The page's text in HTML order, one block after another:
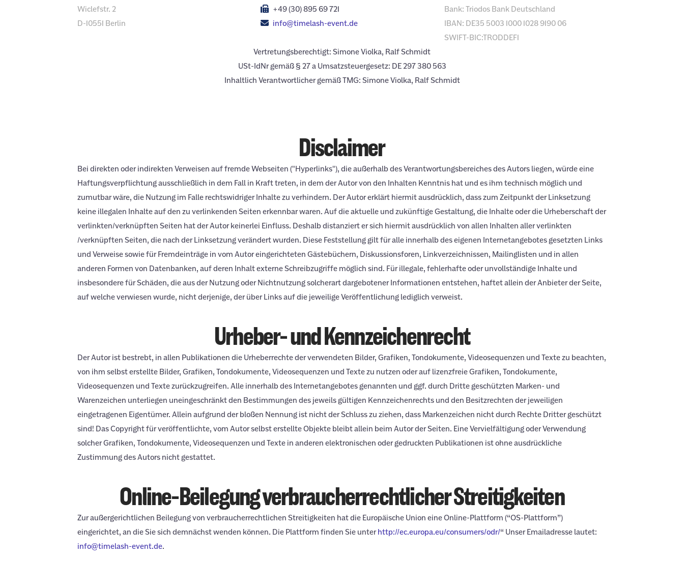
Wiclefstr. 2
D-10551 Berlin
+49 (30) 895 69 721
info@timelash-event.de
Bank: Triodos Bank Deutschland
IBAN: DE35 5003 1000 1028 9190 06
SWIFT-BIC:TRODDEF1
Vertretungsberechtigt: Simone Violka, Ralf Schmidt
USt-IdNr gemäß § 27 a Umsatzsteuergesetz: DE 297 380 563
Inhaltlich Verantwortlicher gemäß TMG: Simone Violka, Ralf Schmidt
Disclaimer
Bei direkten oder indirekten Verweisen auf fremde Webseiten ("Hyperlinks"), die außerhalb des Verantwortungsbereiches des Autors liegen, würde eine
Haftungsverpflichtung ausschließlich in dem Fall in Kraft treten, in dem der Autor von den Inhalten Kenntnis hat und es ihm technisch möglich und
zumutbar wäre, die Nutzung im Falle rechtswidriger Inhalte zu verhindern. Der Autor erklärt hiermit ausdrücklich, dass zum Zeitpunkt der Linksetzung
keine illegalen Inhalte auf den zu verlinkenden Seiten erkennbar waren. Auf die aktuelle und zukünftige Gestaltung, die Inhalte oder die Urheberschaft der
verlinkten/verknüpften Seiten hat der Autor keinerlei Einfluss. Deshalb distanziert er sich hiermit ausdrücklich von allen Inhalten aller verlinkten
/verknüpften Seiten, die nach der Linksetzung verändert wurden. Diese Feststellung gilt für alle innerhalb des eigenen Internetangebotes gesetzten Links
und Verweise sowie für Fremdeinträge in vom Autor eingerichteten Gästebüchern, Diskussionsforen, Linkverzeichnissen, Mailinglisten und in allen
anderen Formen von Datenbanken, auf deren Inhalt externe Schreibzugriffe möglich sind. Für illegale, fehlerhafte oder unvollständige Inhalte und
insbesondere für Schäden, die aus der Nutzung oder Nichtnutzung solcherart dargebotener Informationen entstehen, haftet allein der Anbieter der Seite,
auf welche verwiesen wurde, nicht derjenige, der über Links auf die jeweilige Veröffentlichung lediglich verweist.
Urheber- und Kennzeichenrecht
Der Autor ist bestrebt, in allen Publikationen die Urheberrechte der verwendeten Bilder, Grafiken, Tondokumente, Videosequenzen und Texte zu beachten,
von ihm selbst erstellte Bilder, Grafiken, Tondokumente, Videosequenzen und Texte zu nutzen oder auf lizenzfreie Grafiken, Tondokumente,
Videosequenzen und Texte zurückzugreifen. Alle innerhalb des Internetangebotes genannten und ggf. durch Dritte geschützten Marken- und
Warenzeichen unterliegen uneingeschränkt den Bestimmungen des jeweils gültigen Kennzeichenrechts und den Besitzrechten der jeweiligen
eingetragenen Eigentümer. Allein aufgrund der bloßen Nennung ist nicht der Schluss zu ziehen, dass Markenzeichen nicht durch Rechte Dritter geschützt
sind! Das Copyright für veröffentlichte, vom Autor selbst erstellte Objekte bleibt allein beim Autor der Seiten. Eine Vervielfältigung oder Verwendung
solcher Grafiken, Tondokumente, Videosequenzen und Texte in anderen elektronischen oder gedruckten Publikationen ist ohne ausdrückliche
Zustimmung des Autors nicht gestattet.
Online-Beilegung verbraucherrechtlicher Streitigkeiten
Zur außergerichtlichen Beilegung von verbraucherrechtlichen Streitigkeiten hat die Europäische Union eine Online-Plattform (“OS-Plattform”)
eingerichtet, an die Sie sich demnächst wenden können. Die Plattform finden Sie unterhttp://ec.europa.eu/consumers/odr/“ Unser Emailadresse lautet:
info@timelash-event.de.